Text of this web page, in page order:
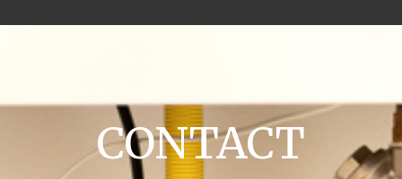
CONTACT